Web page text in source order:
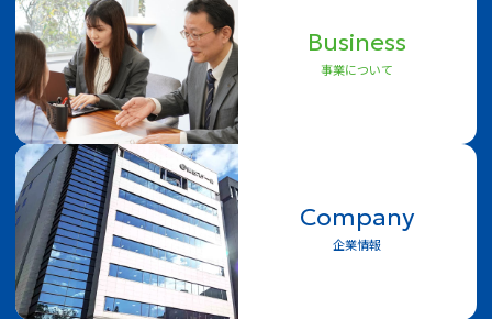
Business
事業について
Company
企業情報